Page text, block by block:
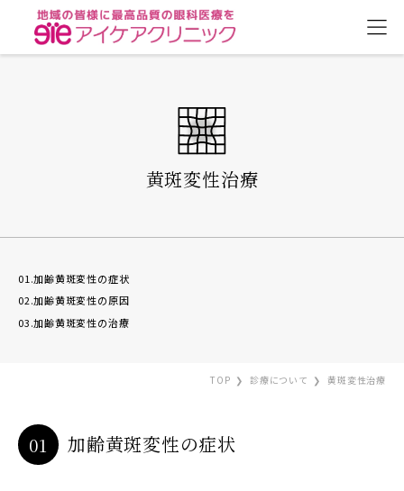
黄斑変性治療
01.加齢黄斑変性の症状
02.加齢黄斑変性の原因
03.加齢黄斑変性の治療
TOP 診療について 黄斑変性治療
01 加齢黄斑変性の症状